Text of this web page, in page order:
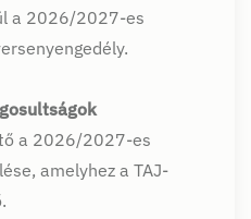
a 2026/2027-es
a 2026/2027-es
amelyhez a TAJ-